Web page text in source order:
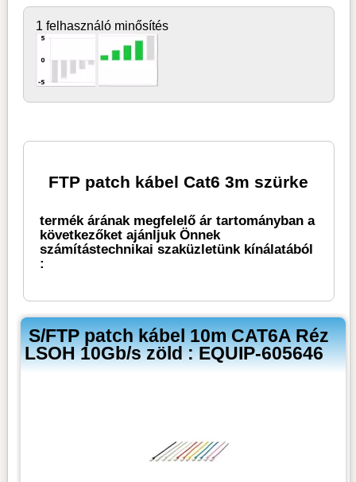
1 felhasználó minősítés
FTP patch kábel Cat6 3m szürke
termék árának megfelelő ár tartományban a
következőket ajánljuk Önnek
számítástechnikai szaküzletünk kínálatából
:
S/FTP patch kábel 10m CAT6A Réz
LSOH 10Gb/s zöld : EQUIP-605646